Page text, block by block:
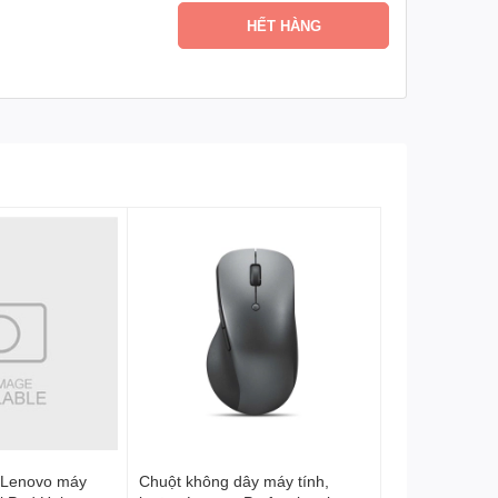
gian hiển thị mở rộng. HẾT HÀNG
máy
Chuột không dây máy tính,